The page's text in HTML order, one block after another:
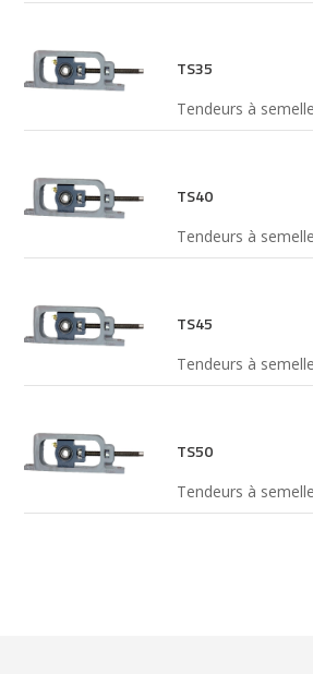
TS35
Tendeurs à
TS40
Tendeurs à
TS45
Tendeurs à
TS50
Tendeurs à